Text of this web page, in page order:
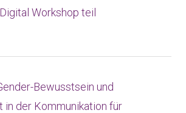
Workshop teil
Bewusstsein und
in der Kommunikation für